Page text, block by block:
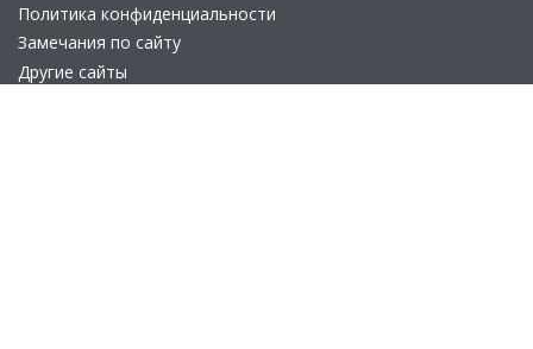
Политика конфиденциальности
Замечания по сайту
Другие сайты